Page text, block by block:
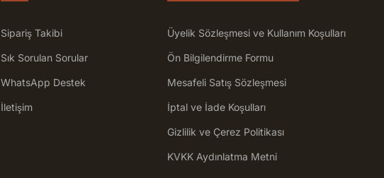
Sipariş Takibi
Sık Sorulan Sorular
WhatsApp Destek
İletişim
Üyelik Sözleşmesi ve Kullanım Koşulları
Ön Bilgilendirme Formu
Mesafeli Satış Sözleşmesi
İptal ve İade Koşulları
Gizlilik ve Çerez Politikası
KVKK Aydınlatma Metni